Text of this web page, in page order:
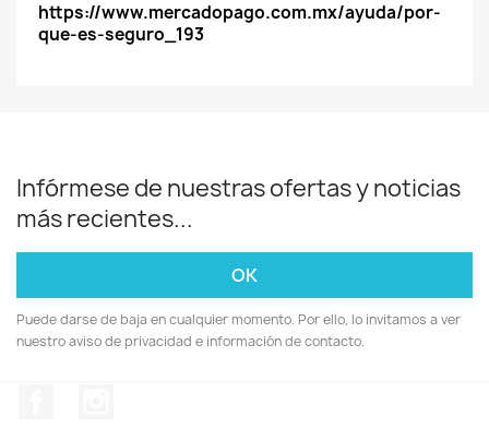
https://www.mercadopago.com.mx/ayuda/por-
que-es-seguro_193
Infórmese de nuestras ofertas y noticias
más recientes...
Puede darse de baja en cualquier momento. Por ello, lo invitamos a ver
nuestro aviso de privacidad e información de contacto.